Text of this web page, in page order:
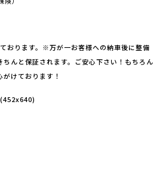
おります。※万が一お客様への納車後に整備
んと保証されます。ご安心下さい！もちろん
けております！